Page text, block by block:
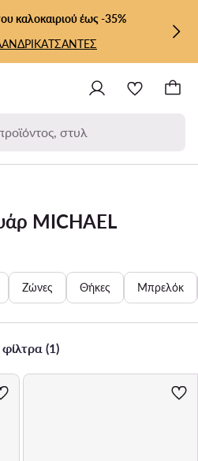
καλοκαιριού έως -35%
ΑΝΔΡΙΚΑΤΣΑΝΤΕΣ
στυλ
MICHAEL
Ζώνες Θήκες Μπρελόκ
(1)